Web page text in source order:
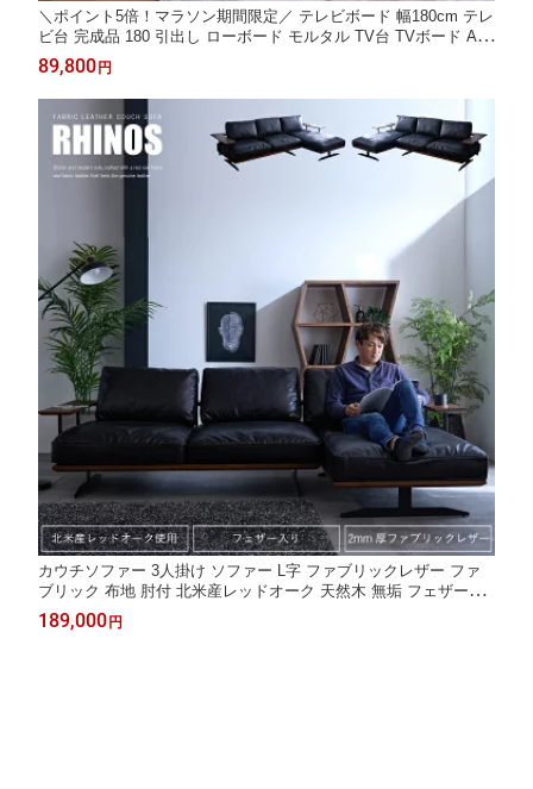
＼ポイント5倍！マラソン期間限定／ テレビボード 幅180cm テレ
ビ台 完成品 180 引出し ローボード モルタル TV台 TVボード AV
収納 収納テレビ台 おしゃれ ロータイプ / 収納 ライトグレー ロー
シンプル モダン 北欧 おしゃれ リビング 通販 送料無料 sanjp-127
9
89,800 円
カウチソファー 3人掛け ソファー L字 ファブリックレザー ファ
ブリック 布地 肘付 北米産レッドオーク 天然木 無垢 フェザー入
スチール脚 右カウチ 左カウチ おしゃれ / 高級感 カウチソファー
木製フレーム リビンクソファ ソファー ブラック 黒 送料無料 san
189,000 円